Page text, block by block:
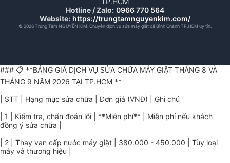
Hotline / Zalo: 0966 770 564
Website: https://trungtamnguyenkim.com/
© 2026 Trung Tâm NGUYỄN KIM. Chuyên dịch vụ sửa máy giặt xã Bình Chánh TP.HCM uy tín.
### 📋 **BẢNG GIÁ DỊCH VỤ SỬA CHỮA MÁY GIẶT THÁNG 8 VÀ
THÁNG 9 NĂM 2026 TẠI TP.HCM **
| STT | Hạng mục sửa chữa | Đơn giá (VNĐ) | Ghi chú
| 1 | Kiểm tra, chẩn đoán lỗi | **Miễn phí** | Miễn phí nếu khách
đồng ý sửa chữa |
| 2 | Thay van cấp nước máy giặt | 380.000 - 450.000 | Tùy loại
máy và thương hiệu |